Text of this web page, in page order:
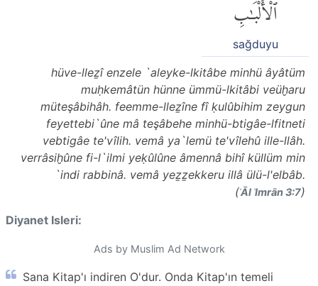
sağduyu
hüve-lleẕî enzele `aleyke-lkitâbe minhü âyâtüm
muḥkemâtün hünne ümmü-lkitâbi veüḫaru
müteşâbihâh. feemme-lleẕîne fî ḳulûbihim zeygun
feyettebi`ûne mâ teşâbehe minhü-btigâe-lfitneti
vebtigâe te'vîlih. vemâ ya`lemü te'vîlehû ille-llâh.
verrâsiḫûne fi-l`ilmi yeḳûlûne âmennâ bihî küllüm min
`indi rabbinâ. vemâ yeẕẕekkeru illâ ülü-l'elbâb.
(ʾĀl ʿImrān 3:7)
Diyanet Isleri:
Ads by Muslim Ad Network
Sana Kitap'ı indiren O'dur. Onda Kitap'ın temeli